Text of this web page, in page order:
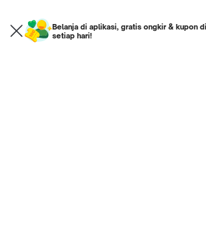
Belanja di aplikasi, gratis ongkir & kupon
setiap hari!